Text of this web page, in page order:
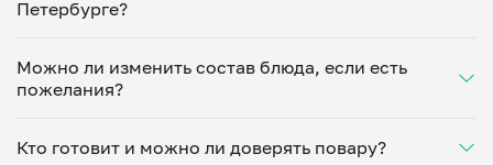
Петербурге?
Укажите удобное время — и получите свежее
домашнее блюдо в большой порции прямо с плиты.
минут. Статус заказа отслеживайте в личном
кабинете, а с поваром можно связаться напрямую в
Можно ли изменить состав блюда, если есть
пожелания?
ваши предпочтения: уберет специи, снизит
Кто готовит и можно ли доверять повару?